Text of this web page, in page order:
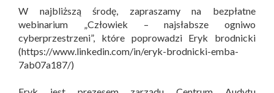
W najbliższą środę, zapraszamy na bezpłatne
webinarium „Człowiek – najsłabsze ogniwo
cyberprzestrzeni”, które poprowadzi Eryk brodnicki
(https://www.linkedin.com/in/eryk-brodnicki-emba-
7ab07a187/)